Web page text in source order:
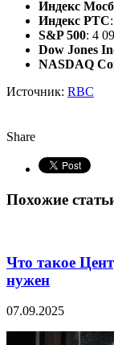
Индекс
Индекс РТС
S&P 500: 4
Dow Jones
NASDAQ
Источник: RBC
Share
Похожие
Что такое
нужен
07.09.2025